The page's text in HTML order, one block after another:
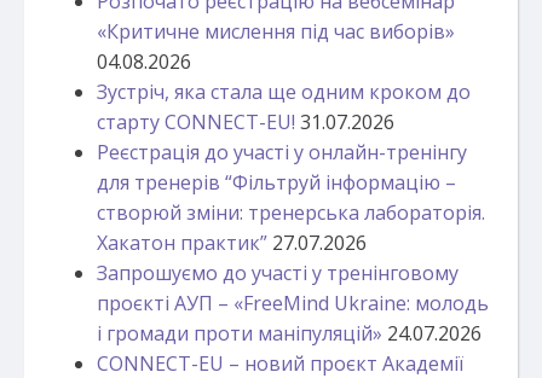
«Критичне мислення під час виборів»
04.08.2026
Зустріч, яка стала ще одним кроком до
старту CONNECT-EU! 31.07.2026
Реєстрація до участі у онлайн-тренінгу
для тренерів “Фільтруй інформацію –
створюй зміни: тренерська лабораторія.
Хакатон практик” 27.07.2026
Запрошуємо до участі у тренінговому
проєкті АУП – «FreeMind Ukraine: молодь
і громади проти маніпуляцій» 24.07.2026
CONNECT-EU – новий проєкт Академії